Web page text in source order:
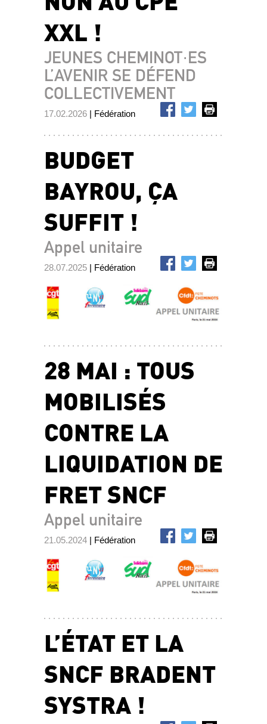
XXL !
JEUNES CHEMINOT·ES
L’AVENIR SE DÉFEND
COLLECTIVEMENT
17.02.2026 | Fédération
BUDGET
BAYROU, ÇA
SUFFIT !
Appel unitaire
28.07.2025 | Fédération
28 MAI : TOUS
MOBILISÉS
CONTRE LA
LIQUIDATION DE
FRET SNCF
Appel unitaire
21.05.2024 | Fédération
L’ÉTAT ET LA
SNCF BRADENT
SYSTRA !